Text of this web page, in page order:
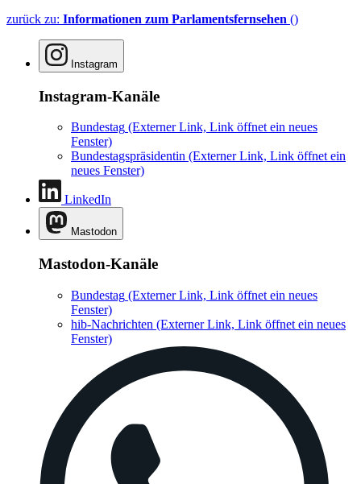
zurück zu: Informationen zum Parlamentsfernsehen ()
Instagram
Instagram-Kanäle
Bundestag (Externer Link, Link öffnet ein neues
Fenster)
Bundestagspräsidentin (Externer Link, Link öffnet ein
neues Fenster)
LinkedIn
Mastodon
Mastodon-Kanäle
Bundestag (Externer Link, Link öffnet ein neues
Fenster)
hib-Nachrichten (Externer Link, Link öffnet ein neues
Fenster)